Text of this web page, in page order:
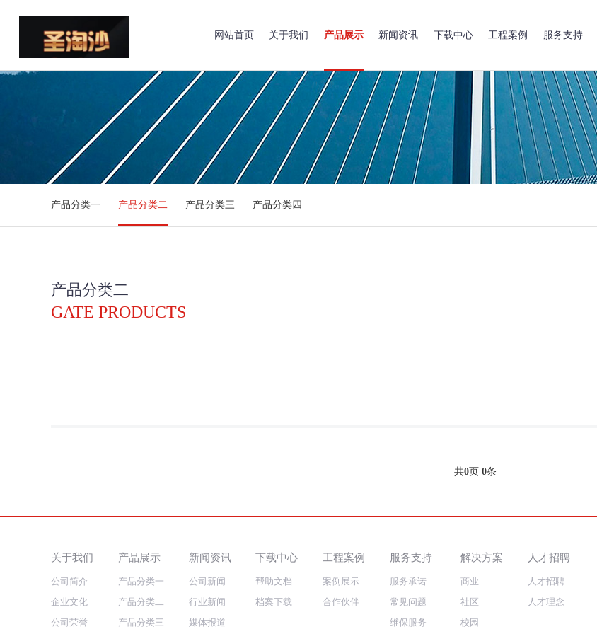
网站首页 关于我们 产品展示 新闻资讯 下载中心 工程案例 服务支持
产品分类一 产品分类二 产品分类三 产品分类四
产品分类二
GATE PRODUCTS
共0页 0条
关于我们
公司简介
企业文化
公司荣誉
产品展示
产品分类一
产品分类二
产品分类三
新闻资讯
公司新闻
行业新闻
媒体报道
下载中心
帮助文档
档案下载
工程案例
案例展示
合作伙伴
服务支持
服务承诺
常见问题
维保服务
解决方案
商业
社区
校园
人才招聘
人才招聘
人才理念